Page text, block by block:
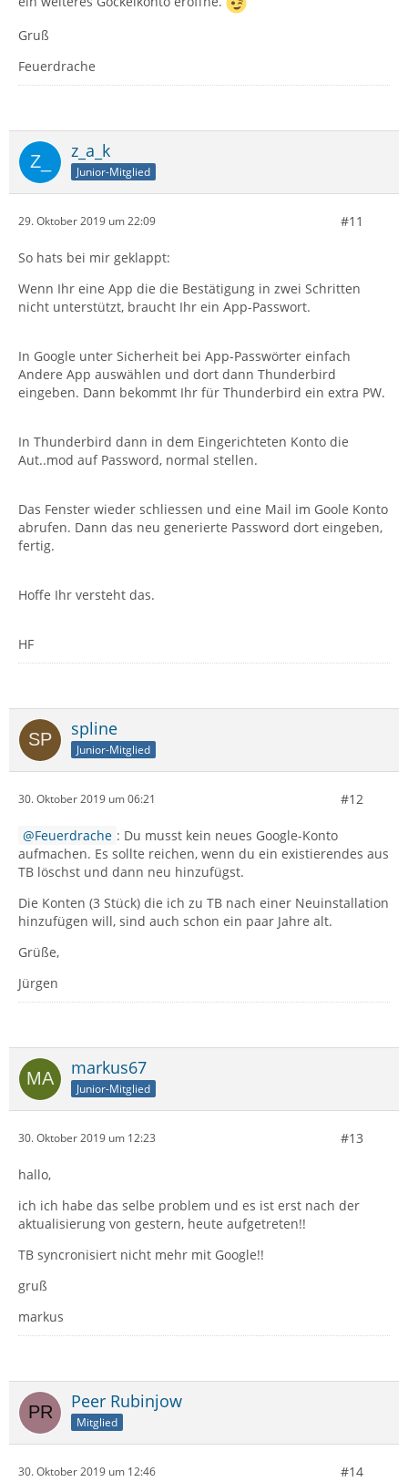
Gruß
Feuerdrache
z_a_k
Junior-Mitglied
29. Oktober 2019 um 22:09 #11
So hats bei mir geklappt:
Wenn Ihr eine App die die Bestätigung in zwei Schritten
nicht unterstützt, braucht Ihr ein App-Passwort.
In Google unter Sicherheit bei App-Passwörter einfach
Andere App auswählen und dort dann Thunderbird
eingeben. Dann bekommt Ihr für Thunderbird ein extra PW.
In Thunderbird dann in dem Eingerichteten Konto die
Aut..mod auf Password, normal stellen.
Das Fenster wieder schliessen und eine Mail im Goole Konto
abrufen. Dann das neu generierte Password dort eingeben,
fertig.
Hoffe Ihr versteht das.
HF
spline
Junior-Mitglied
30. Oktober 2019 um 06:21 #12
Feuerdrache : Du musst kein neues Google-Konto
aufmachen. Es sollte reichen, wenn du ein existierendes aus
TB löschst und dann neu hinzufügst.
Die Konten (3 Stück) die ich zu TB nach einer Neuinstallation
hinzufügen will, sind auch schon ein paar Jahre alt.
Grüße,
Jürgen
markus67
Junior-Mitglied
30. Oktober 2019 um 12:23 #13
hallo,
ich ich habe das selbe problem und es ist erst nach der
aktualisierung von gestern, heute aufgetreten!!
TB syncronisiert nicht mehr mit Google!!
gruß
markus
Peer Rubinjow
Mitglied
30. Oktober 2019 um 12:46 #14